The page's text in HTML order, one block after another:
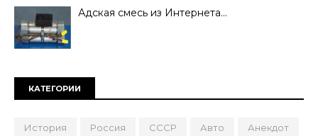
Адская смесь из Интернета…
КАТЕГОРИИ
История Россия СССР Авто Анекдот